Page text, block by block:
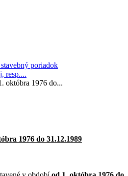
poriadok
resp....
októbra 1976 do...
1976 do 31.12.1989